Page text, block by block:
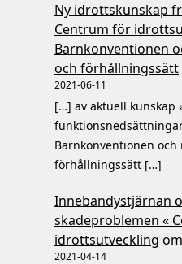
Ny idrottskunskap
Centrum för
Barnkonventionen
och förhållningssätt
2021-06-11
[…] av aktuell kunskap
Barnkonventionen
förhållningssätt […]
Innebandystjärnan
skadeproblemen «
idrottsutveckling om
2021-04-14